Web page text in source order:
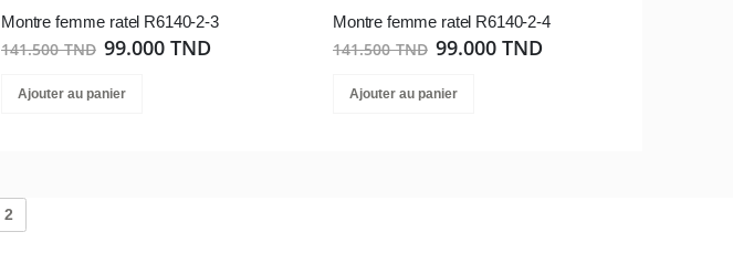
Montre femme ratel R6140-2-3
141.500 TND 99.000 TND
Ajouter au panier
Montre femme ratel R6140-2-4
141.500 TND 99.000 TND
Ajouter au panier
2